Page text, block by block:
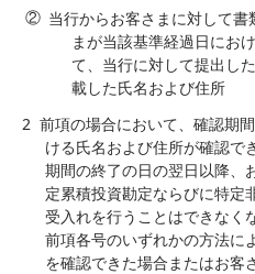
当行からお客さまに対して
まが当該基準経過日にお
て、当行に対して提出し
載した氏名および住所
2 前項の場合において、確認期
ける氏名および住所が確認で
期間の終了の日の翌日以降、
定累積投資勘定ならびに特定
受入れを行うことはできなく
前項各号のいずれかの方法に
を確認できた場合またはお客